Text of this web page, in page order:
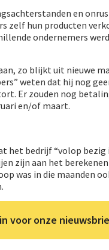
en
zelf hun producten
ondernemers
zo blijkt uit nieuwe
weten dat hij nog
Er zouden nog
en/of maart.
het bedrijf “volop
zijn aan het
was in die maanden
voor onze